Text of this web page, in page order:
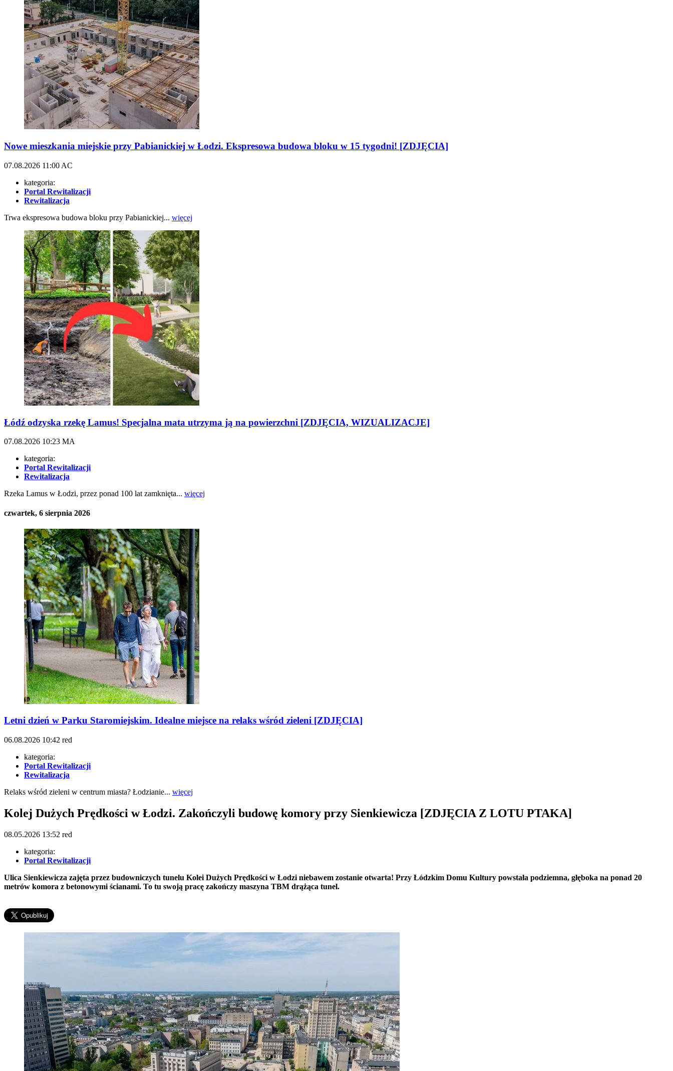
Nowe mieszkania miejskie przy Pabianickiej w Łodzi. Ekspresowa budowa bloku w 15 tygodni! [ZDJĘCIA]
07.08.2026 11:00 AC
kategoria:
Portal Rewitalizacji
Rewitalizacja
Trwa ekspresowa budowa bloku przy Pabianickiej... więcej
Łódź odzyska rzekę Lamus! Specjalna mata utrzyma ją na powierzchni [ZDJĘCIA, WIZUALIZACJE]
07.08.2026 10:23 MA
kategoria:
Portal Rewitalizacji
Rewitalizacja
Rzeka Lamus w Łodzi, przez ponad 100 lat zamknięta... więcej
czwartek, 6 sierpnia 2026
Letni dzień w Parku Staromiejskim. Idealne miejsce na relaks wśród zieleni [ZDJĘCIA]
06.08.2026 10:42 red
kategoria:
Portal Rewitalizacji
Rewitalizacja
Relaks wśród zieleni w centrum miasta? Łodzianie... więcej
Kolej Dużych Prędkości w Łodzi. Zakończyli budowę komory przy Sienkiewicza [ZDJĘCIA Z LOTU PTAKA]
08.05.2026 13:52 red
kategoria:
Portal Rewitalizacji
Ulica Sienkiewicza zajęta przez budowniczych tunelu Kolei Dużych Prędkości w Łodzi niebawem zostanie otwarta! Przy Łódzkim Domu Kultury powstała podziemna, głęboka na ponad 20
metrów komora z betonowymi ścianami. To tu swoją pracę zakończy maszyna TBM drążąca tunel.